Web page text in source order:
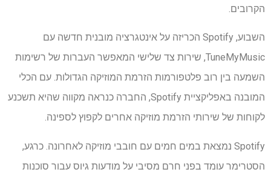
הקרובים.
השבוע, Spotify הכריזה על אינטגרציה מובנית חדשה עם
TuneMyMusic, שירות צד שלישי המאפשר העברות של רשימות
השמעה בין רוב פלטפורמות הזרמת המוזיקה הגדולות. עם הכלי
המובנה באפליקציית Spotify, החברה כנראה מקווה שהיא תשכנע
לקוחות של שירותי הזרמת מוזיקה אחרים לקפוץ לספינה.
Spotify נמצאת במים חמים עם חובבי מוזיקה לאחרונה. כרגע,
הסטרימר עומד בפני חרם מסיבי על מודעות גיוס עבור סוכנות